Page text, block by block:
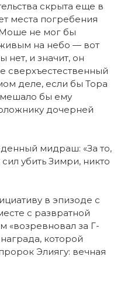
скрыта еще в
места погребения
не мог бы
живым на небо — вот
нет, и значит, он
сверхъестественный
деле, если бы Тора
бы ему
дочерней
мидраш: «За то,
убить Зимри, никто
в эпизоде с
с развратной
«возревновал за Г-
которой
Элиягу: вечная